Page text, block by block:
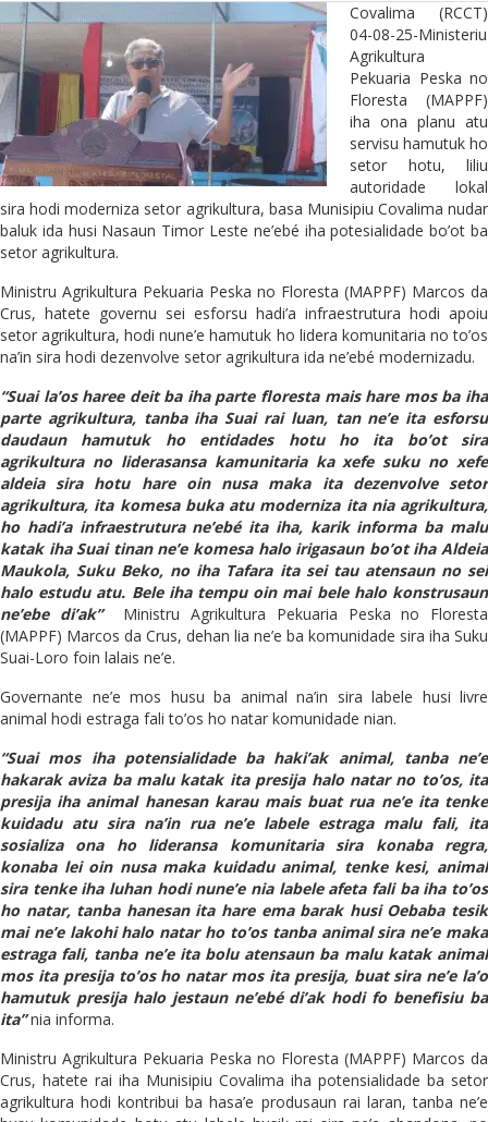
Covalima (RCCT)
04-08-25-Ministeriu
Agrikultura
Pekuaria Peska no
Floresta (MAPPF)
iha ona planu atu
servisu hamutuk ho
setor hotu, liliu
autoridade lokal
sira hodi moderniza setor agrikultura, basa Munisipiu Covalima nudar
baluk ida husi Nasaun Timor Leste ne’ebé iha potesialidade bo’ot ba
setor agrikultura.
Ministru Agrikultura Pekuaria Peska no Floresta (MAPPF) Marcos da
Crus, hatete governu sei esforsu hadi’a infraestrutura hodi apoiu
setor agrikultura, hodi nune’e hamutuk ho lidera komunitaria no to’os
na’in sira hodi dezenvolve setor agrikultura ida ne’ebé modernizadu.
“Suai la’os haree deit ba iha parte floresta mais hare mos ba iha
parte agrikultura, tanba iha Suai rai luan, tan ne’e ita esforsu
daudaun hamutuk ho entidades hotu ho ita bo’ot sira
agrikultura no liderasansa kamunitaria ka xefe suku no xefe
aldeia sira hotu hare oin nusa maka ita dezenvolve setor
agrikultura, ita komesa buka atu moderniza ita nia agrikultura,
ho hadi’a infraestrutura ne’ebé ita iha, karik informa ba malu
katak iha Suai tinan ne’e komesa halo irigasaun bo’ot iha Aldeia
Maukola, Suku Beko, no iha Tafara ita sei tau atensaun no sei
halo estudu atu. Bele iha tempu oin mai bele halo konstrusaun
ne’ebe di’ak”Ministru Agrikultura Pekuaria Peska no Floresta
(MAPPF) Marcos da Crus, dehan lia ne’e ba komunidade sira iha Suku
Suai-Loro foin lalais ne’e.
Governante ne’e mos husu ba animal na’in sira labele husi livre
animal hodi estraga fali to’os ho natar komunidade nian.
“Suai mos iha potensialidade ba haki’ak animal, tanba ne’e
hakarak aviza ba malu katak ita presija halo natar no to’os, ita
presija iha animal hanesan karau mais buat rua ne’e ita tenke
kuidadu atu sira na’in rua ne’e labele estraga malu fali, ita
sosializa ona ho lideransa komunitaria sira konaba regra,
konaba lei oin nusa maka kuidadu animal, tenke kesi, animal
sira tenke iha luhan hodi nune’e nia labele afeta fali ba iha to’os
ho natar, tanba hanesan ita hare ema barak husi Oebaba tesik
mai ne’e lakohi halo natar ho to’os tanba animal sira ne’e maka
estraga fali, tanba ne’e ita bolu atensaun ba malu katak animal
mos ita presija to’os ho natar mos ita presija, buat sira ne’e la’o
hamutuk presija halo jestaun ne’ebé di’ak hodi fo benefisiu ba
ita”nia informa.
Ministru Agrikultura Pekuaria Peska no Floresta (MAPPF) Marcos da
Crus, hatete rai iha Munisipiu Covalima iha potensialidade ba setor
agrikultura hodi kontribui ba hasa’e produsaun rai laran, tanba ne’e